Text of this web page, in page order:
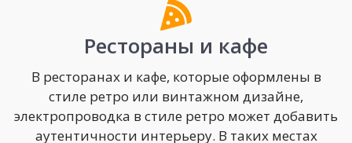
Рестораны и кафе
В ресторанах и кафе, которые оформлены в
стиле ретро или винтажном дизайне,
электропроводка в стиле ретро может добавить
аутентичности интерьеру. В таких местах